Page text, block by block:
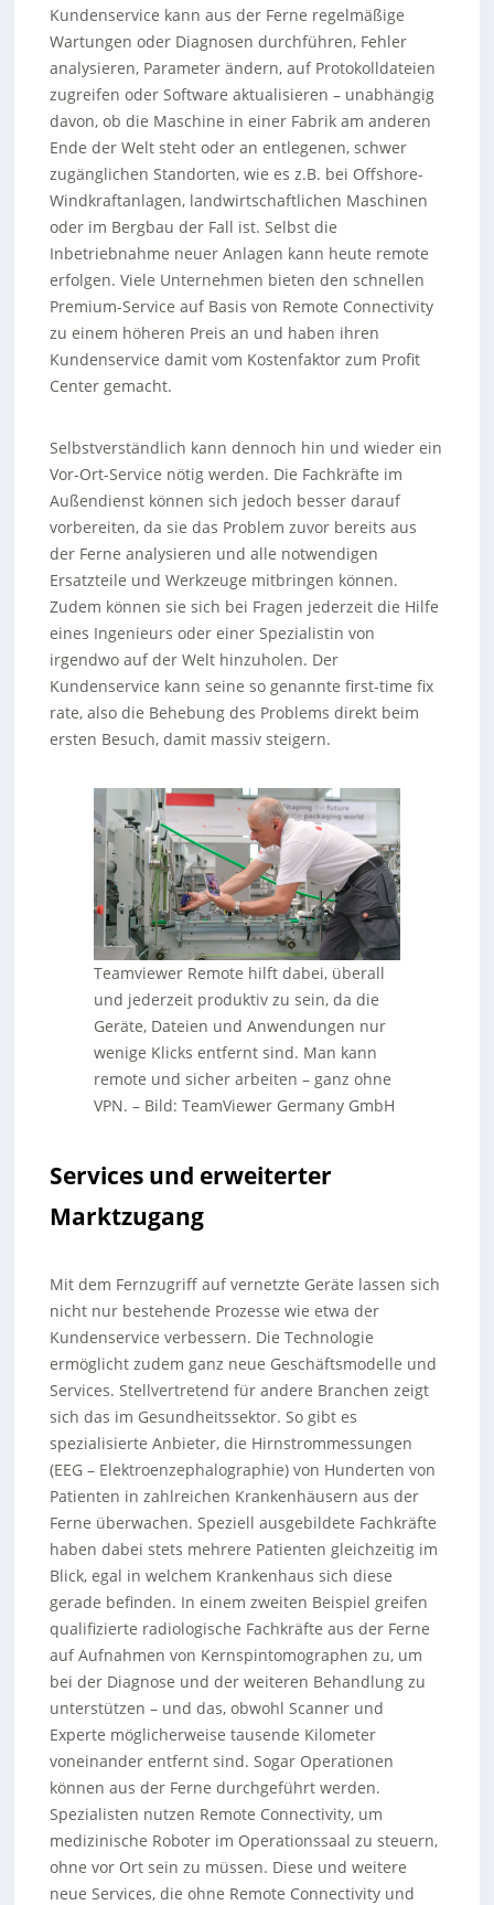
Kundenservice kann aus der Ferne regelmäßige
Wartungen oder Diagnosen durchführen, Fehler
analysieren, Parameter ändern, auf Protokolldateien
zugreifen oder Software aktualisieren – unabhängig
davon, ob die Maschine in einer Fabrik am anderen
Ende der Welt steht oder an entlegenen, schwer
zugänglichen Standorten, wie es z.B. bei Offshore-
Windkraftanlagen, landwirtschaftlichen Maschinen
oder im Bergbau der Fall ist. Selbst die
Inbetriebnahme neuer Anlagen kann heute remote
erfolgen. Viele Unternehmen bieten den schnellen
Premium-Service auf Basis von Remote Connectivity
zu einem höheren Preis an und haben ihren
Kundenservice damit vom Kostenfaktor zum Profit
Center gemacht.
Selbstverständlich kann dennoch hin und wieder ein
Vor-Ort-Service nötig werden. Die Fachkräfte im
Außendienst können sich jedoch besser darauf
vorbereiten, da sie das Problem zuvor bereits aus
der Ferne analysieren und alle notwendigen
Ersatzteile und Werkzeuge mitbringen können.
Zudem können sie sich bei Fragen jederzeit die Hilfe
eines Ingenieurs oder einer Spezialistin von
irgendwo auf der Welt hinzuholen. Der
Kundenservice kann seine so genannte first-time fix
rate, also die Behebung des Problems direkt beim
ersten Besuch, damit massiv steigern.
Teamviewer Remote hilft dabei, überall
und jederzeit produktiv zu sein, da die
Geräte, Dateien und Anwendungen nur
wenige Klicks entfernt sind. Man kann
remote und sicher arbeiten – ganz ohne
VPN.– Bild: TeamViewer Germany GmbH
Services und erweiterter
Marktzugang
Mit dem Fernzugriff auf vernetzte Geräte lassen sich
nicht nur bestehende Prozesse wie etwa der
Kundenservice verbessern. Die Technologie
ermöglicht zudem ganz neue Geschäftsmodelle und
Services. Stellvertretend für andere Branchen zeigt
sich das im Gesundheitssektor. So gibt es
spezialisierte Anbieter, die Hirnstrommessungen
(EEG – Elektroenzephalographie) von Hunderten von
Patienten in zahlreichen Krankenhäusern aus der
Ferne überwachen. Speziell ausgebildete Fachkräfte
haben dabei stets mehrere Patienten gleichzeitig im
Blick, egal in welchem Krankenhaus sich diese
gerade befinden. In einem zweiten Beispiel greifen
qualifizierte radiologische Fachkräfte aus der Ferne
auf Aufnahmen von Kernspintomographen zu, um
bei der Diagnose und der weiteren Behandlung zu
unterstützen – und das, obwohl Scanner und
Experte möglicherweise tausende Kilometer
voneinander entfernt sind. Sogar Operationen
können aus der Ferne durchgeführt werden.
Spezialisten nutzen Remote Connectivity, um
medizinische Roboter im Operationssaal zu steuern,
ohne vor Ort sein zu müssen. Diese und weitere
neue Services, die ohne Remote Connectivity und